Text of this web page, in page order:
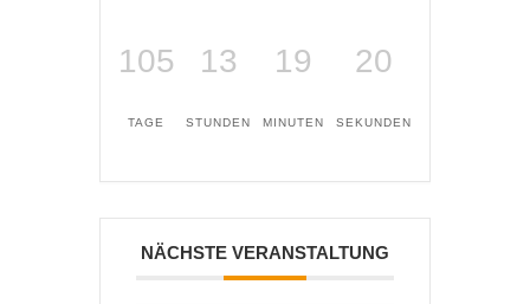
105
TAGE
13
STUNDEN
19
MINUTEN
19
SEKUNDEN
NÄCHSTE VERANSTALTUNG